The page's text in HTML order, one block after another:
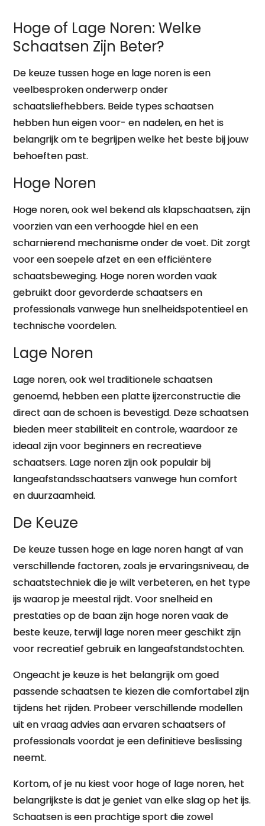
Hoge of Lage Noren: Welke
Schaatsen Zijn Beter?
De keuze tussen hoge en lage noren is een
veelbesproken onderwerp onder
schaatsliefhebbers. Beide types schaatsen
hebben hun eigen voor- en nadelen, en het is
belangrijk om te begrijpen welke het beste bij jouw
behoeften past.
Hoge Noren
Hoge noren, ook wel bekend als klapschaatsen, zijn
voorzien van een verhoogde hiel en een
scharnierend mechanisme onder de voet. Dit zorgt
voor een soepele afzet en een efficiëntere
schaatsbeweging. Hoge noren worden vaak
gebruikt door gevorderde schaatsers en
professionals vanwege hun snelheidspotentieel en
technische voordelen.
Lage Noren
Lage noren, ook wel traditionele schaatsen
genoemd, hebben een platte ijzerconstructie die
direct aan de schoen is bevestigd. Deze schaatsen
bieden meer stabiliteit en controle, waardoor ze
ideaal zijn voor beginners en recreatieve
schaatsers. Lage noren zijn ook populair bij
langeafstandsschaatsers vanwege hun comfort
en duurzaamheid.
De Keuze
De keuze tussen hoge en lage noren hangt af van
verschillende factoren, zoals je ervaringsniveau, de
schaatstechniek die je wilt verbeteren, en het type
ijs waarop je meestal rijdt. Voor snelheid en
prestaties op de baan zijn hoge noren vaak de
beste keuze, terwijl lage noren meer geschikt zijn
voor recreatief gebruik en langeafstandstochten.
Ongeacht je keuze is het belangrijk om goed
passende schaatsen te kiezen die comfortabel zijn
tijdens het rijden. Probeer verschillende modellen
uit en vraag advies aan ervaren schaatsers of
professionals voordat je een definitieve beslissing
neemt.
Kortom, of je nu kiest voor hoge of lage noren, het
belangrijkste is dat je geniet van elke slag op het ijs.
Schaatsen is een prachtige sport die zowel